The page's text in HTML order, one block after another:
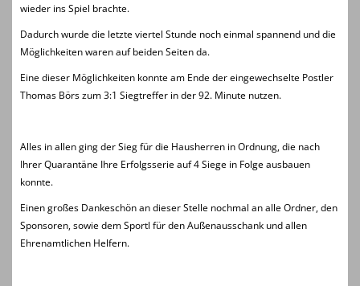
wieder ins Spiel brachte.
Dadurch wurde die letzte viertel Stunde noch einmal spannend und die
Möglichkeiten waren auf beiden Seiten da.
Eine dieser Möglichkeiten konnte am Ende der eingewechselte Postler
Thomas Börs zum 3:1 Siegtreffer in der 92. Minute nutzen.
Alles in allen ging der Sieg für die Hausherren in Ordnung, die nach
Ihrer Quarantäne Ihre Erfolgsserie auf 4 Siege in Folge ausbauen
konnte.
Einen großes Dankeschön an dieser Stelle nochmal an alle Ordner, den
Sponsoren, sowie dem Sportl für den Außenausschank und allen
Ehrenamtlichen Helfern.